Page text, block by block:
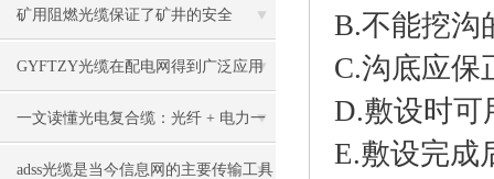
矿用阻燃光缆保证了矿井的安全
GYFTZY光缆在配电网得到广泛应用
一文读懂光电复合缆：光纤 + 电力一
体结构与传输原理详解
adss光缆是当今信息网的主要传输工具
B.不能挖沟
C.沟底应保
D.敷设时可
E.敷设完成